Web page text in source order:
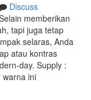
Discuss
memberikan
tapi juga tetap
selaras, Anda
atau kontras
day. Supply :
warna ini